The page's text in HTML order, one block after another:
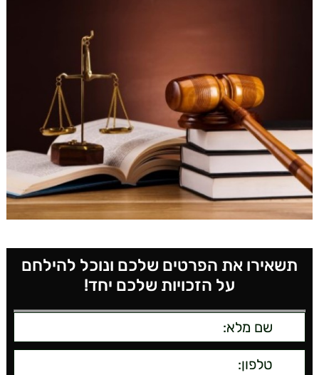
תשאירו את הפרטים שלכם ונוכל להילחם
על הזכויות שלכם יחד!